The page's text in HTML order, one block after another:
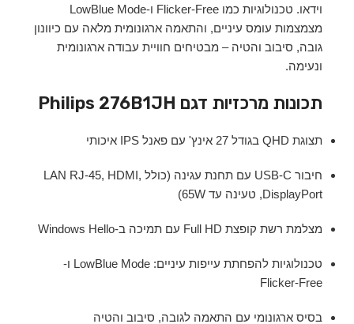
וידאו. טכנולוגיות כמו Flicker-Free ו-LowBlue Mode
מצמצמות עומס עיניים, והתאמה ארגונומית מלאה עם כיוונון
גובה, סיבוב והטיה – מבטיחים חוויית עבודה ארגונומית
ונעימה.
תכונות מרכזיות דגם Philips 276B1JH
תצוגת QHD בגודל 27 אינץ' עם פאנל IPS איכותי
חיבור USB-C עם תחנת עגינה (כולל LAN RJ-45, HDMI,
DisplayPort, טעינה עד 65W)
מצלמת רשת קופצת Full HD עם תמיכה ב-Windows Hello
טכנולוגיות להפחתת עייפות עיניים: LowBlue Mode ו-
Flicker-Free
בסיס ארגונומי עם התאמה לגובה, סיבוב והטיה